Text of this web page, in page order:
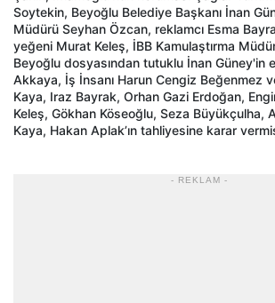
Soytekin, Beyoğlu Belediye Başkanı İnan
Müdürü Seyhan Özcan, reklamcı Esma
yeğeni Murat Keleş, İBB Kamulaştırma
Beyoğlu dosyasından tutuklu İnan Güney'in
Akkaya, İş İnsanı Harun Cengiz Beğenmez
Kaya, Iraz Bayrak, Orhan Gazi Erdoğan,
Keleş, Gökhan Köseoğlu, Seza Büyükçulha,
Kaya, Hakan Aplak’ın tahliyesine karar
- REKLAM -